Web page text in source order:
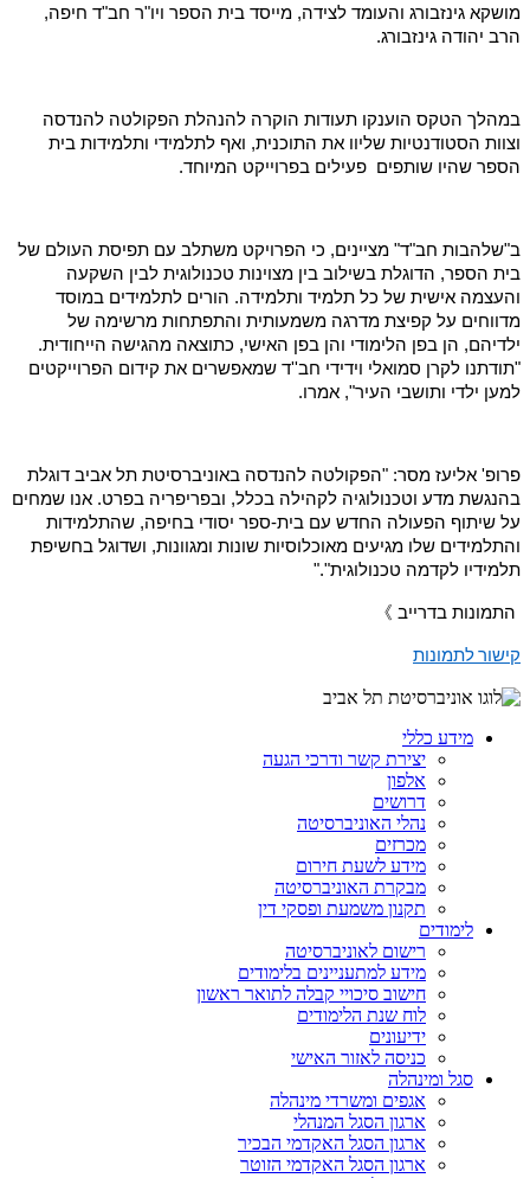
מושקא גינזבורג והעומד לצידה, מייסד בית הספר ויו"ר חב"ד חיפה,
הרב יהודה גינזבורג.
במהלך הטקס הוענקו תעודות הוקרה להנהלת הפקולטה להנדסה
וצוות הסטודנטיות שליוו את התוכנית, ואף לתלמידי ותלמידות בית
הספר שהיו שותפים פעילים בפרוייקט המיוחד.
ב"שלהבות חב"ד" מציינים, כי הפרויקט משתלב עם תפיסת העולם של
בית הספר, הדוגלת בשילוב בין מצוינות טכנולוגית לבין השקעה
והעצמה אישית של כל תלמיד ותלמידה. הורים לתלמידים במוסד
מדווחים על קפיצת מדרגה משמעותית והתפתחות מרשימה של
ילדיהם, הן בפן הלימודי והן בפן האישי, כתוצאה מהגישה הייחודית.
"תודתנו לקרן סמואלי וידידי חב''ד שמאפשרים את קידום הפרוייקטים
למען ילדי ותושבי העיר", אמרו.
פרופ' אליעז מסר: "הפקולטה להנדסה באוניברסיטת תל אביב דוגלת
בהנגשת מדע וטכנולוגיה לקהילה בכלל, ובפריפריה בפרט. אנו שמחים
על שיתוף הפעולה החדש עם בית-ספר יסודי בחיפה, שהתלמידות
והתלמידים שלו מגיעים מאוכלוסיות שונות ומגוונות, ושדוגל בחשיפת
תלמידיו לקדמה טכנולוגית"."
התמונות בדרייב 》
קישור לתמונות
מידע כללי
יצירת קשר ודרכי הגעה
אלפון
דרושים
נהלי האוניברסיטה
מכרזים
מידע לשעת חירום
מבקרת האוניברסיטה
תקנון משמעת ופסקי דין
לימודים
רישום לאוניברסיטה
מידע למתעניינים בלימודים
חישוב סיכויי קבלה לתואר ראשון
לוח שנת הלימודים
ידיעונים
כניסה לאזור האישי
סגל ומינהלה
אגפים ומשרדי מינהלה
ארגון הסגל המנהלי
ארגון הסגל האקדמי הבכיר
ארגון הסגל האקדמי הזוטר